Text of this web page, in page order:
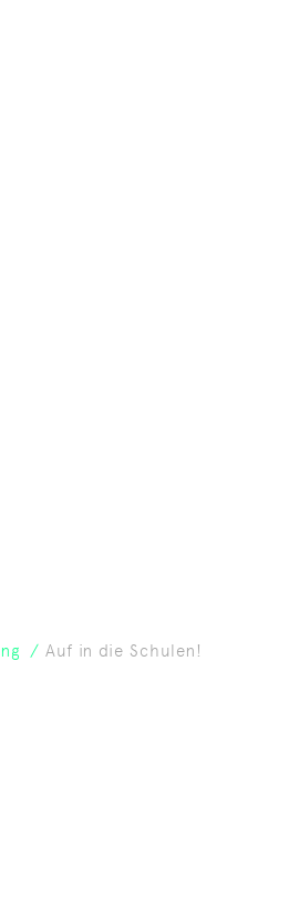
/ Auf in die Schulen!